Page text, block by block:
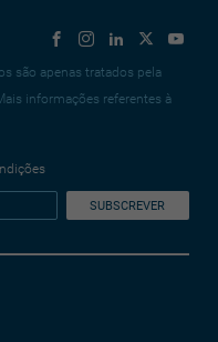
são apenas tratados pela
informações referentes à